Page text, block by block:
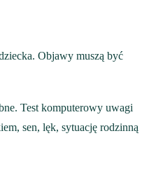
Objawy muszą być
Test komputerowy uwagi
sen, lęk, sytuację rodzinną